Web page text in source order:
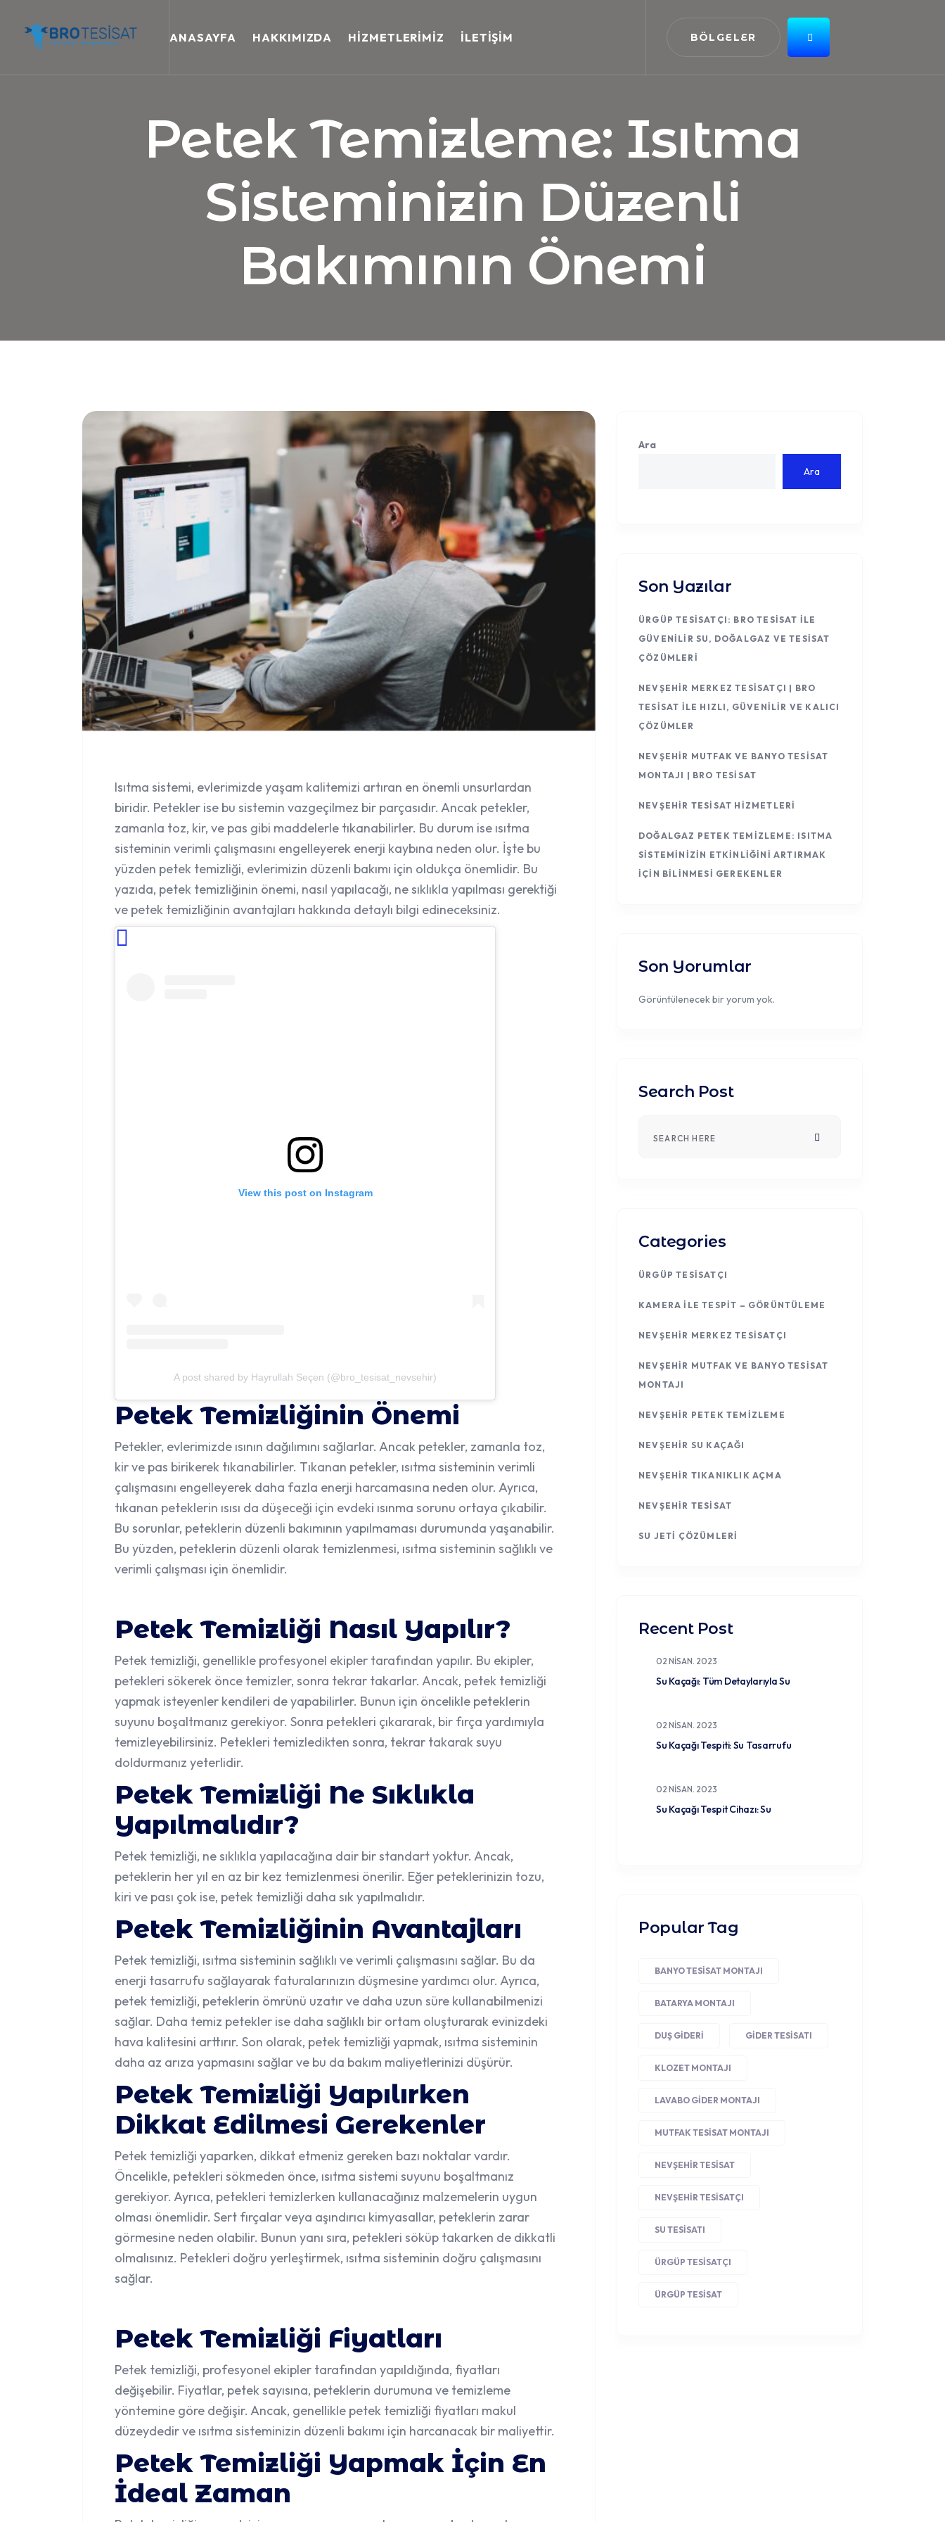
ANASAYFA HAKKIMIZDA HIZMETLERIMIZ İLETIŞIM BÖLGELER
Petek Temizleme: Isıtma
Sisteminizin Düzenli
Bakımının Önemi
Isıtma sistemi, evlerimizde yaşam kalitemizi artıran en önemli unsurlardan
biridir. Petekler ise bu sistemin vazgeçilmez bir parçasıdır. Ancak petekler,
zamanla toz, kir, ve pas gibi maddelerle tıkanabilirler. Bu durum ise ısıtma
sisteminin verimli çalışmasını engelleyerek enerji kaybına neden olur. İşte bu
yüzden petek temizliği, evlerimizin düzenli bakımı için oldukça önemlidir. Bu
yazıda, petek temizliğinin önemi, nasıl yapılacağı, ne sıklıkla yapılması gerektiği
ve petek temizliğinin avantajları hakkında detaylı bilgi edineceksiniz.
View this post on Instagram
A post shared by Hayrullah Seçen (@bro_tesisat_nevsehir)
Petek Temizliğinin Önemi
Petekler, evlerimizde ısının dağılımını sağlarlar. Ancak petekler, zamanla toz,
kir ve pas birikerek tıkanabilirler. Tıkanan petekler, ısıtma sisteminin verimli
çalışmasını engelleyerek daha fazla enerji harcamasına neden olur. Ayrıca,
tıkanan peteklerin ısısı da düşeceği için evdeki ısınma sorunu ortaya çıkabilir.
Bu sorunlar, peteklerin düzenli bakımının yapılmaması durumunda yaşanabilir.
Bu yüzden, peteklerin düzenli olarak temizlenmesi, ısıtma sisteminin sağlıklı ve
verimli çalışması için önemlidir.
Petek Temizliği Nasıl Yapılır?
Petek temizliği, genellikle profesyonel ekipler tarafından yapılır. Bu ekipler,
petekleri sökerek önce temizler, sonra tekrar takarlar. Ancak, petek temizliği
yapmak isteyenler kendileri de yapabilirler. Bunun için öncelikle peteklerin
suyunu boşaltmanız gerekiyor. Sonra petekleri çıkararak, bir fırça yardımıyla
temizleyebilirsiniz. Petekleri temizledikten sonra, tekrar takarak suyu
doldurmanız yeterlidir.
Petek Temizliği Ne Sıklıkla
Yapılmalıdır?
Petek temizliği, ne sıklıkla yapılacağına dair bir standart yoktur. Ancak,
peteklerin her yıl en az bir kez temizlenmesi önerilir. Eğer peteklerinizin tozu,
kiri ve pası çok ise, petek temizliği daha sık yapılmalıdır.
Petek Temizliğinin Avantajları
Petek temizliği, ısıtma sisteminin sağlıklı ve verimli çalışmasını sağlar. Bu da
enerji tasarrufu sağlayarak faturalarınızın düşmesine yardımcı olur. Ayrıca,
petek temizliği, peteklerin ömrünü uzatır ve daha uzun süre kullanabilmenizi
sağlar. Daha temiz petekler ise daha sağlıklı bir ortam oluşturarak evinizdeki
hava kalitesini arttırır. Son olarak, petek temizliği yapmak, ısıtma sisteminin
daha az arıza yapmasını sağlar ve bu da bakım maliyetlerinizi düşürür.
Petek Temizliği Yapılırken
Dikkat Edilmesi Gerekenler
Petek temizliği yaparken, dikkat etmeniz gereken bazı noktalar vardır.
Öncelikle, petekleri sökmeden önce, ısıtma sistemi suyunu boşaltmanız
gerekiyor. Ayrıca, petekleri temizlerken kullanacağınız malzemelerin uygun
olması önemlidir. Sert fırçalar veya aşındırıcı kimyasallar, peteklerin zarar
görmesine neden olabilir. Bunun yanı sıra, petekleri söküp takarken de dikkatli
olmalısınız. Petekleri doğru yerleştirmek, ısıtma sisteminin doğru çalışmasını
sağlar.
Petek Temizliği Fiyatları
Petek temizliği, profesyonel ekipler tarafından yapıldığında, fiyatları
değişebilir. Fiyatlar, petek sayısına, peteklerin durumuna ve temizleme
yöntemine göre değişir. Ancak, genellikle petek temizliği fiyatları makul
düzeydedir ve ısıtma sisteminizin düzenli bakımı için harcanacak bir maliyettir.
Petek Temizliği Yapmak İçin En
İdeal Zaman
Ara
Ara
Son Yazılar
ÜRGÜP TESISATÇI: BRO TESISAT ILE
GÜVENILIR SU, DOĞALGAZ VE TESISAT
ÇÖZÜMLERI
NEVŞEHIR MERKEZ TESISATÇI | BRO
TESISAT ILE HIZLI, GÜVENILIR VE KALICI
ÇÖZÜMLER
NEVŞEHIR MUTFAK VE BANYO TESISAT
MONTAJI | BRO TESISAT
NEVŞEHIR TESISAT HIZMETLERI
DOĞALGAZ PETEK TEMIZLEME: ISITMA
SISTEMINIZIN ETKINLIĞINI ARTIRMAK
İÇIN BILINMESI GEREKENLER
Son Yorumlar
Görüntülenecek bir yorum yok.
Search Post
Categories
ÜRGÜP TESISATÇI
KAMERA ILE TESPIT – GÖRÜNTÜLEME
NEVŞEHIR MERKEZ TESISATÇI
NEVŞEHIR MUTFAK VE BANYO TESISAT
MONTAJI
NEVŞEHIR PETEK TEMIZLEME
NEVŞEHIR SU KAÇAĞI
NEVŞEHIR TIKANIKLIK AÇMA
NEVŞEHIR TESISAT
SU JETI ÇÖZÜMLERI
Recent Post
02 NISAN. 2023
Su Kaçağı: Tüm Detaylarıyla Su
02 NISAN. 2023
Su Kaçağı Tespiti: Su Tasarrufu
02 NISAN. 2023
Su Kaçağı Tespit Cihazı: Su
Popular Tag
BANYO TESISAT MONTAJI
BATARYA MONTAJI
DUŞ GIDERI GIDER TESISATI
KLOZET MONTAJI
LAVABO GIDER MONTAJI
MUTFAK TESISAT MONTAJI
NEVŞEHIR TESISAT
NEVŞEHIR TESISATÇI
SU TESISATI
ÜRGÜP TESISATÇI
ÜRGÜP TESISAT